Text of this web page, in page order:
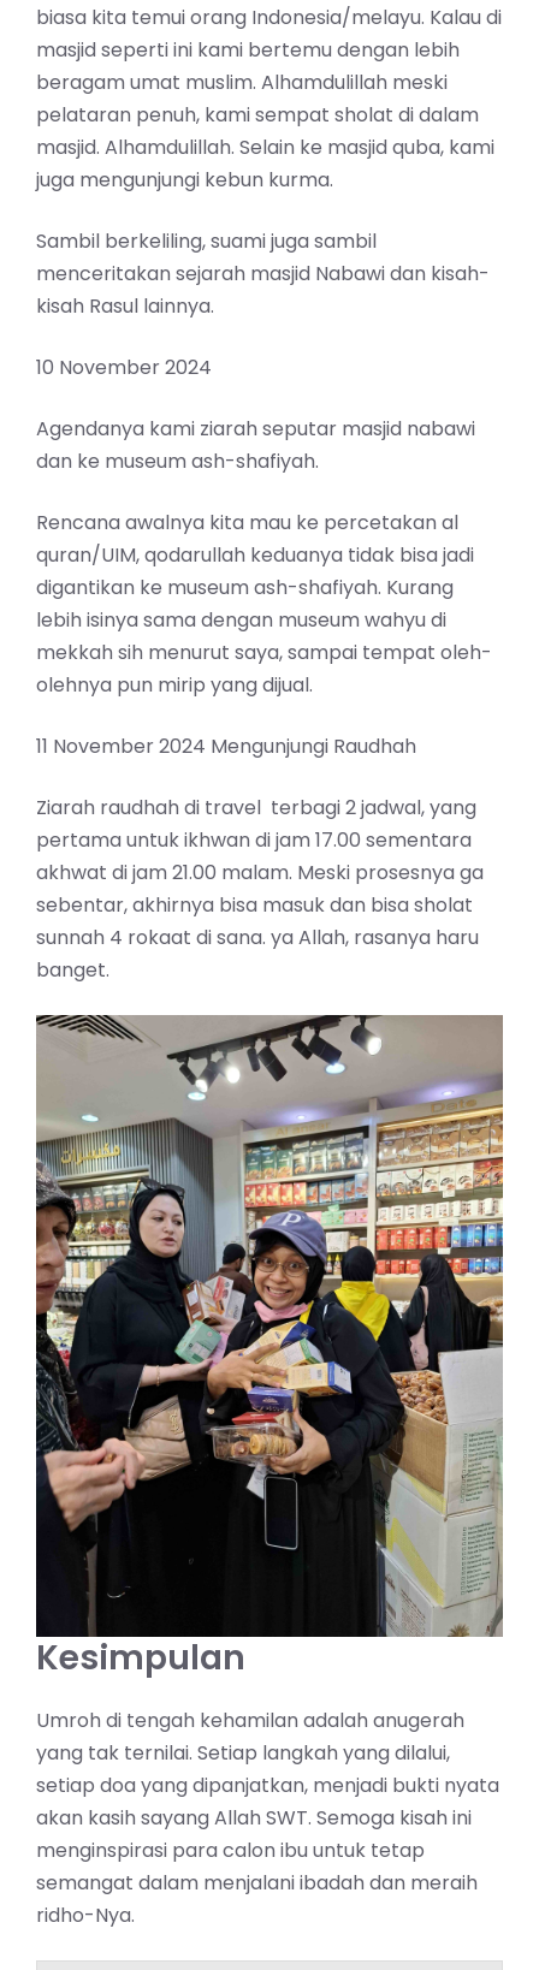
biasa kita temui orang Indonesia/melayu. Kalau di
masjid seperti ini kami bertemu dengan lebih
beragam umat muslim. Alhamdulillah meski
pelataran penuh, kami sempat sholat di dalam
masjid. Alhamdulillah. Selain ke masjid quba, kami
juga mengunjungi kebun kurma.
Sambil berkeliling, suami juga sambil
menceritakan sejarah masjid Nabawi dan kisah-
kisah Rasul lainnya.
10 November 2024
Agendanya kami ziarah seputar masjid nabawi
dan ke museum ash-shafiyah.
Rencana awalnya kita mau ke percetakan al
quran/UIM, qodarullah keduanya tidak bisa jadi
digantikan ke museum ash-shafiyah. Kurang
lebih isinya sama dengan museum wahyu di
mekkah sih menurut saya, sampai tempat oleh-
olehnya pun mirip yang dijual.
11 November 2024 Mengunjungi Raudhah
Ziarah raudhah di travel terbagi 2 jadwal, yang
pertama untuk ikhwan di jam 17.00 sementara
akhwat di jam 21.00 malam. Meski prosesnya ga
sebentar, akhirnya bisa masuk dan bisa sholat
sunnah 4 rokaat di sana. ya Allah, rasanya haru
banget.
Kesimpulan
Umroh di tengah kehamilan adalah anugerah
yang tak ternilai. Setiap langkah yang dilalui,
setiap doa yang dipanjatkan, menjadi bukti nyata
akan kasih sayang Allah SWT. Semoga kisah ini
menginspirasi para calon ibu untuk tetap
semangat dalam menjalani ibadah dan meraih
ridho-Nya.